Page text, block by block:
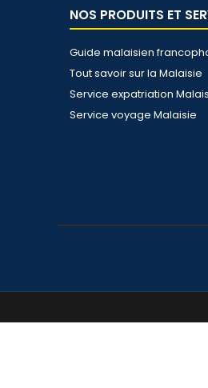
NOS PRODUITS ET
Guide malaisien
Tout savoir sur la Malaisie
Service expatriation
Service voyage Malaisie